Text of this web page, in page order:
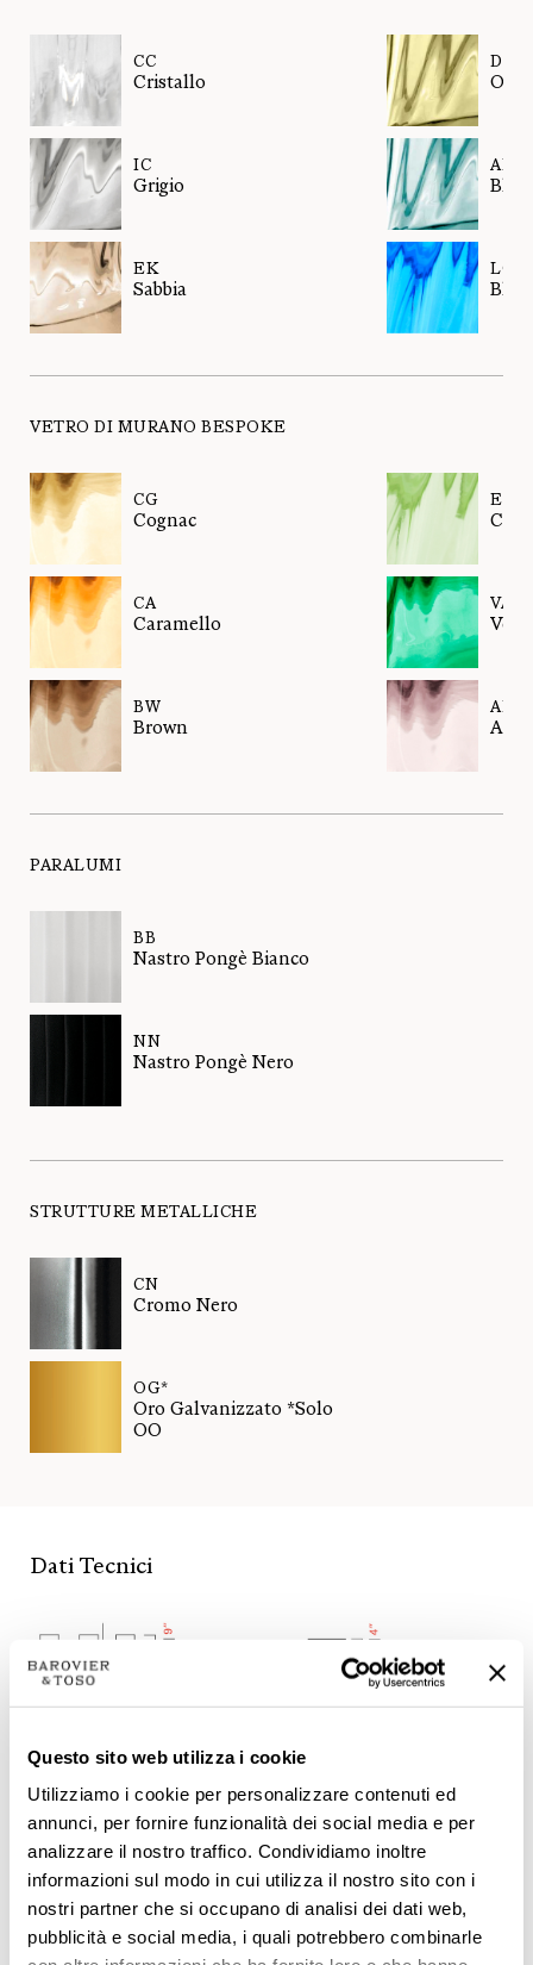
Questo sito web utilizza i cookie
Utilizziamo i cookie per personalizzare contenuti ed
annunci, per fornire funzionalità dei social media e per
analizzare il nostro traffico. Condividiamo inoltre
informazioni sul modo in cui utilizza il nostro sito con i
nostri partner che si occupano di analisi dei dati web,
pubblicità e social media, i quali potrebbero combinarle
CC
Cristallo
IC
Grigio
EK
Sabbia
DK
Oliva
AK
Blu
LQ
VETRO DI MURANO BESPOKE
CG
Cognac
CA
Caramello
BW
Brown
EL
VA
AM
PARALUMI
BB
Nastro Pongè Bianco
NN
Nastro Pongè Nero
STRUTTURE METALLICHE
CN
Cromo Nero
OG*
Oro Galvanizzato *Solo
OO
Dati Tecnici